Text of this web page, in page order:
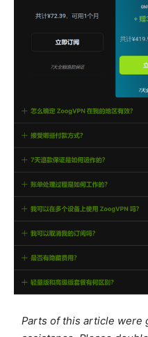
Parts of this article were